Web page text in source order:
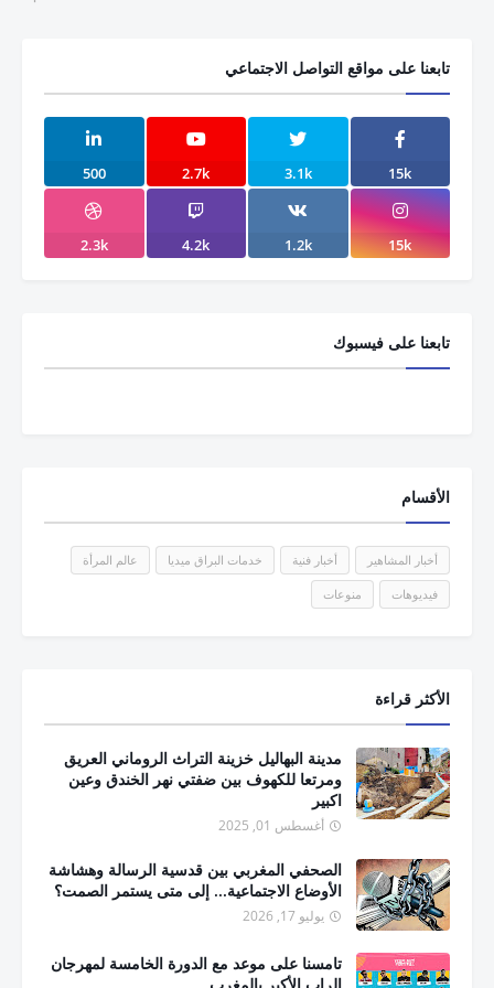
تابعنا على مواقع التواصل الاجتماعي
15k
3.1k
2.7k
500
15k
1.2k
4.2k
2.3k
تابعنا على فيسبوك
الأقسام
أخبار المشاهير أخبار فنية خدمات البراق ميديا عالم المرأة
فيديوهات منوعات
الأكثر قراءة
مدينة البهاليل خزينة التراث الروماني العريق
ومرتعا للكهوف بين ضفتي نهر الخندق وعين
اكبير
أغسطس 01, 2025
الصحفي المغربي بين قدسية الرسالة وهشاشة
الأوضاع الاجتماعية... إلى متى يستمر الصمت؟
يوليو 17, 2026
تامسنا على موعد مع الدورة الخامسة لمهرجان